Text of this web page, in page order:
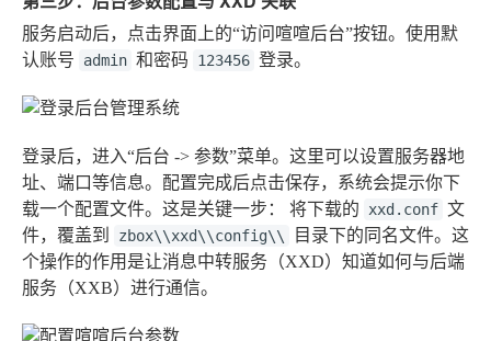
服务启动后，点击界面上的“访问喧喧后台”按钮。使用默
认账号
admin 和密码 123456 登录。
登录后，进入“后台 -> 参数”菜单。这里可以设置服务器地
址、端口等信息。配置完成后点击保存，系统会提示你下
载一个配置文件。这是关键一步： 将下载的 xxd.conf 文
件，覆盖到
zbox\\xxd\\config\\ 目录下的同名文件。这
个操作的作用是让消息中转服务（XXD）知道如何与后端
服务（XXB）进行通信。